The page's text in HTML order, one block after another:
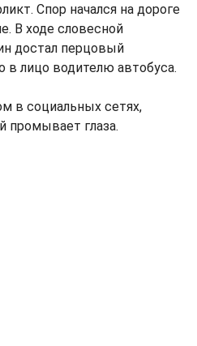
Спор начался на дороге
В ходе словесной
достал перцовый
в лицо водителю автобуса.
в социальных сетях,
промывает глаза.